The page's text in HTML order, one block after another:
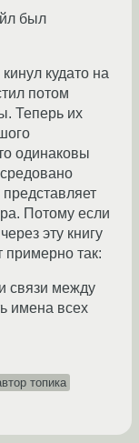
был
кудато на
потом
Теперь их
одинаковы
Потому если
эту книгу
примерно так:
связи между
имена всех
топика